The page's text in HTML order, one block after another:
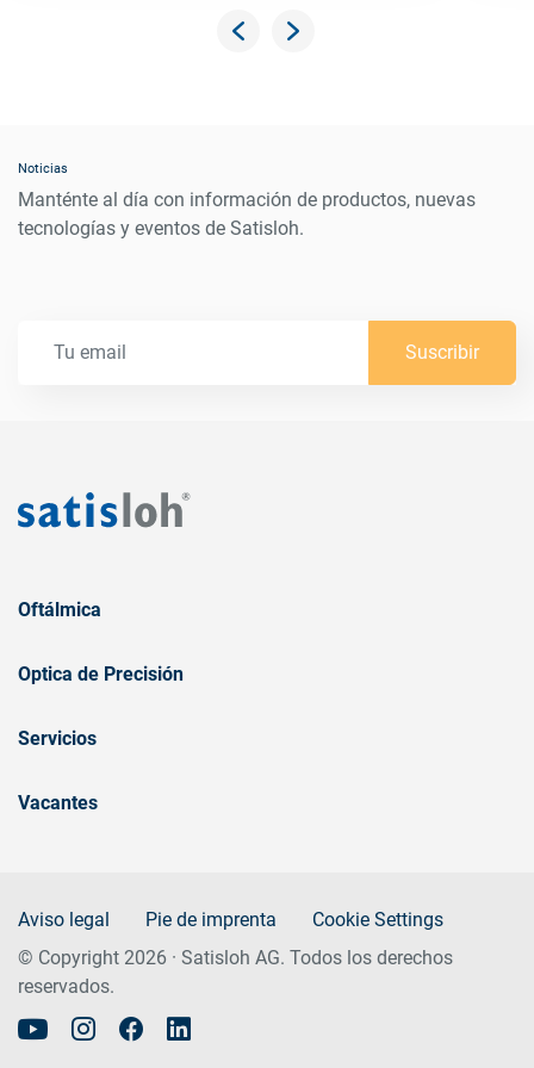
Noticias
Manténte al día con información de productos, nuevas
tecnologías y eventos de Satisloh.
Suscribir
Oftálmica
Optica de Precisión
Servicios
Vacantes
Aviso legal Pie de imprenta
Cookie Settings
© Copyright 2026 · Satisloh AG. Todos los derechos
reservados.